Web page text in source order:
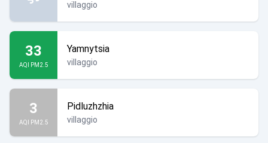
villaggio
33
AQI PM2.5
Yamnytsia
villaggio
3
AQI PM2.5
Pidluzhzhia
villaggio